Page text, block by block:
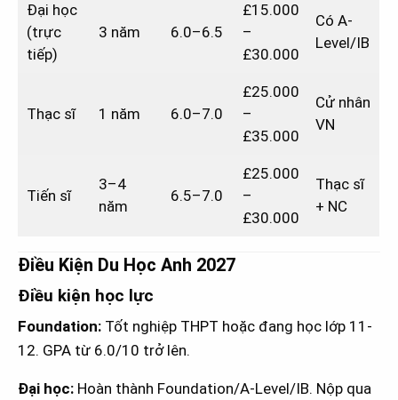
Đại học
(trực
tiếp)
3 năm 6.0–6.5
£15.000
–
£30.000
Có A-
Level/IB
Thạc sĩ 1 năm 6.0–7.0
£25.000
–
£35.000
Cử nhân
VN
Tiến sĩ
3–4
năm
6.5–7.0
£25.000
–
£30.000
Thạc sĩ
+ NC
Điều Kiện Du Học Anh 2027
Điều kiện học lực
Foundation: Tốt nghiệp THPT hoặc đang học lớp 11-
12. GPA từ 6.0/10 trở lên.
Đại học: Hoàn thành Foundation/A-Level/IB. Nộp qua